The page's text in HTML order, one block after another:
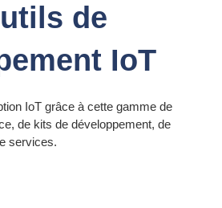
de
IoT
IoT grâce à cette gamme de
de kits de développement, de
services.